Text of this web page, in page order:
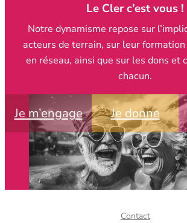
Le Cler c’est vous !
Notre dynamisme repose sur
acteurs de terrain, sur leur
en réseau, ainsi que sur les dons et
chacun.
Je m’engage Je donne
Contact